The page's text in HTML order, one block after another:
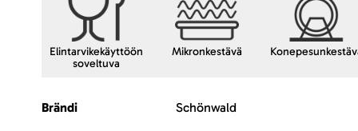
Elintarvikekäyttöön
soveltuva
Mikronkestävä
Lisätietoja
Brändi Schönwald